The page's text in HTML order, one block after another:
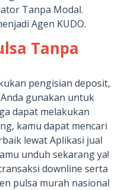
Tanpa Modal.
Agen KUDO.
Tanpa
pengisian deposit,
gunakan untuk
dapat melakukan
kamu dapat mencari
lewat Aplikasi jual
unduh sekarang ya!
downline serta
pulsa murah nasional